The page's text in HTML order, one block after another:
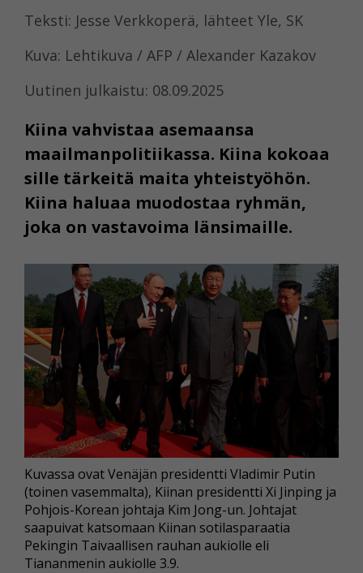
Teksti: Jesse Verkkoperä, lähteet Yle, SK
Kuva: Lehtikuva / AFP / Alexander Kazakov
Uutinen julkaistu: 08.09.2025
Kiina vahvistaa asemaansa
maailmanpolitiikassa. Kiina kokoaa
sille tärkeitä maita yhteistyöhön.
Kiina haluaa muodostaa ryhmän,
joka on vastavoima länsimaille.
Kuvassa ovat Venäjän presidentti Vladimir Putin
(toinen vasemmalta), Kiinan presidentti Xi Jinping ja
Pohjois-Korean johtaja Kim Jong-un. Johtajat
saapuivat katsomaan Kiinan sotilasparaatia
Pekingin Taivaallisen rauhan aukiolle eli
Tiananmenin aukiolle 3.9.